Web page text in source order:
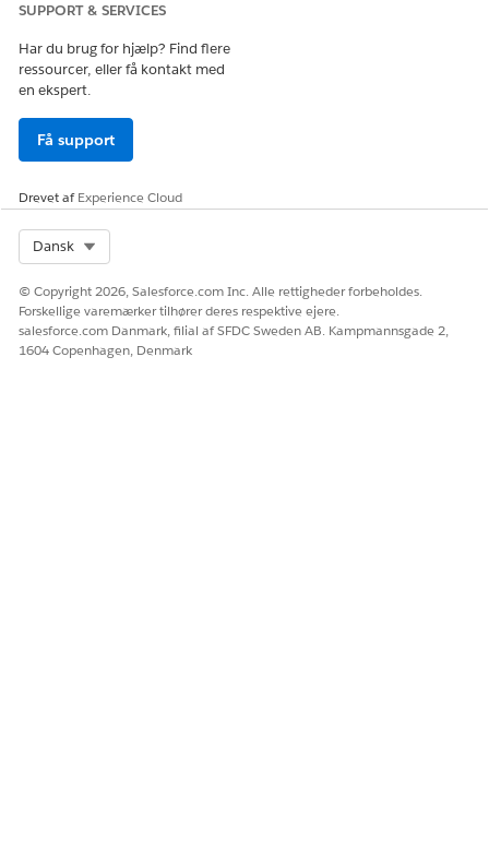
SUPPORT & SERVICES
Har du brug for hjælp? Find flere
ressourcer, eller få kontakt med
en ekspert.
Få support
Drevet afExperience Cloud
Dansk
© Copyright 2026, Salesforce.com Inc. Alle rettigheder forbeholdes.
Forskellige varemærker tilhører deres respektive ejere.
salesforce.com Danmark, filial af SFDC Sweden AB. Kampmannsgade 2,
1604 Copenhagen, Denmark